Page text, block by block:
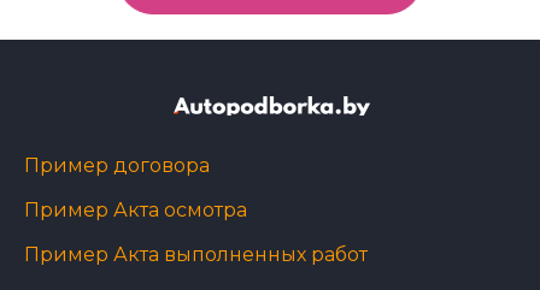
Пример договора
Пример Акта осмотра
Пример Акта выполненных работ